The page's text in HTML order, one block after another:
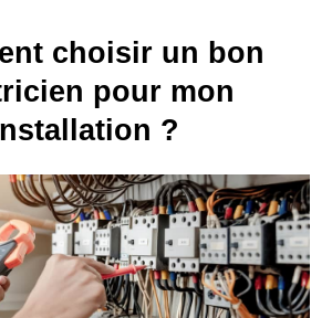
choisir un bon
pour mon
?